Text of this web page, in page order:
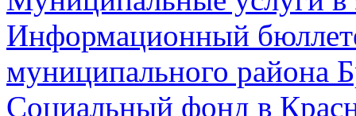
Информационный
муниципального района
Социальный фонд в